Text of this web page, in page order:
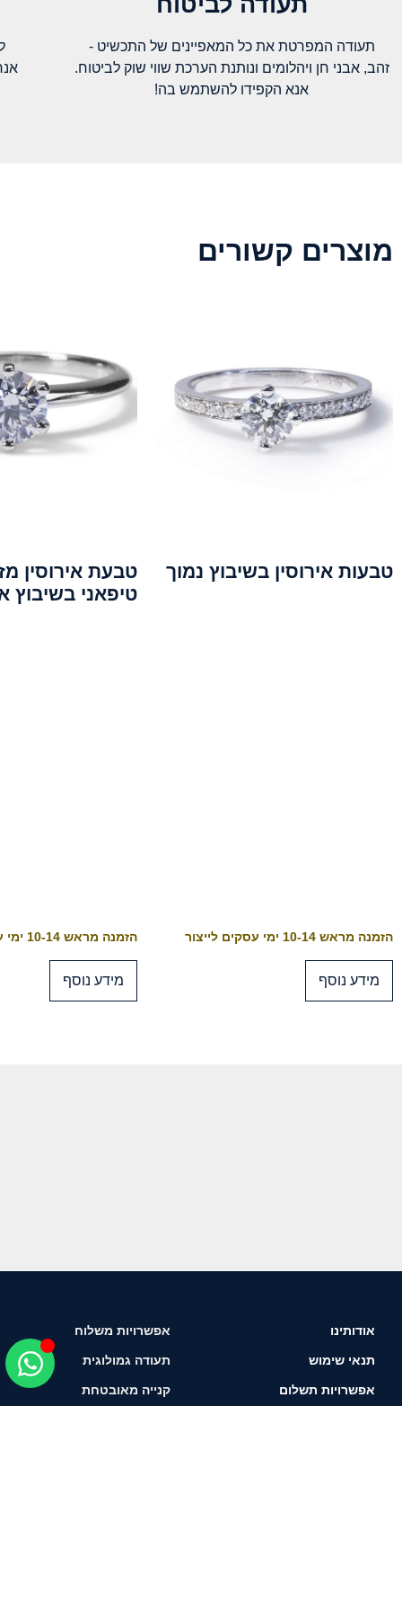
תעודה המפרטת את כל המאפיינים של התכשיט -
זהב, אבני חן ויהלומים ונותנת הערכת שווי שוק לביטוח.
אנא הקפידו להשתמש בה!
מוצרים קשורים
טבעות אירוסין בשיבוץ נמוך
הזמנה מראש 10-14 ימי עסקים לייצור
מידע נוסף
טבעת אירוסין
טיפאני בשיבוץ
הזמנה מראש 10-14 ימי עסקים לייצור
מידע נוסף
אודותינו
תנאי שימוש
אפשרויות תשלום
אפשרויות משלוח
תעודה גמולוגית
קנייה מאובטחת